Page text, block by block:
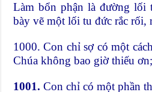
Làm bổn phận là đường lối
bày vẽ một lối tu đức rắc rối,
1000. Con chỉ sợ có một
Chúa không bao giờ thiếu
1001. Con chỉ có một phần